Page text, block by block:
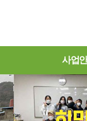
사업